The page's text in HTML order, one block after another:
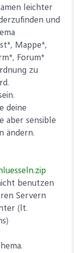
leichter
und
Mappe*,
Forum*
zu
deine
aber sensible
ändern.
benutzen
Servern
(lt.